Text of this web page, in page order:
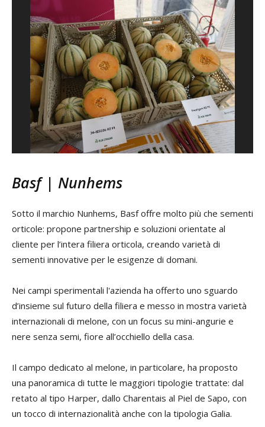
Basf | Nunhems
Sotto il marchio Nunhems, Basf offre molto più che sementi
orticole: propone partnership e soluzioni orientate al
cliente per l’intera filiera orticola, creando varietà di
sementi innovative per le esigenze di domani.
Nei campi sperimentali l'azienda ha offerto uno sguardo
d’insieme sul futuro della filiera e messo in mostra varietà
internazionali di melone, con un focus su mini-angurie e
nere senza semi, fiore all’occhiello della casa.
Il campo dedicato al melone, in particolare, ha proposto
una panoramica di tutte le maggiori tipologie trattate: dal
retato al tipo Harper, dallo Charentais al Piel de Sapo, con
un tocco di internazionalità anche con la tipologia Galia.